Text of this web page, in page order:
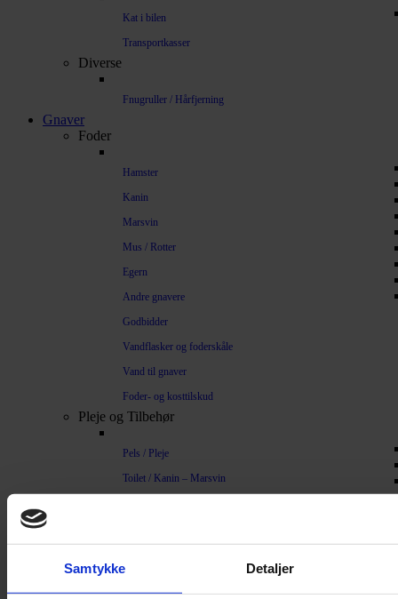
Samtykke Detaljer
Kat i bilen
Transportkasser
Diverse
Fnugruller / Hårfjerning
Gnaver
Foder
Hamster
Kanin
Marsvin
Mus / Rotter
Egern
Andre gnavere
Godbidder
Vandflasker og foderskåle
Vand til gnaver
Foder- og kosttilskud
Pleje og Tilbehør
Pels / Pleje
Toilet / Kanin – Marsvin
Bure